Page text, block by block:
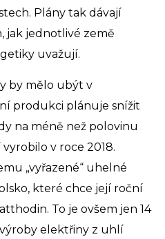
Plány tak dávají
jak jednotlivé země
uvažují.
by mělo ubýt v
produkci plánuje snížit
na méně než polovinu
v roce 2018.
„vyřazené“ uhelné
které chce její roční
To je ovšem jen 14
elektřiny z uhlí